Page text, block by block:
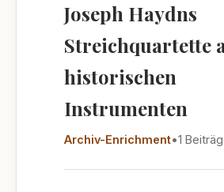
Joseph Haydns
Streichquartette
historischen
Instrumenten
Archiv-Enrichment•1